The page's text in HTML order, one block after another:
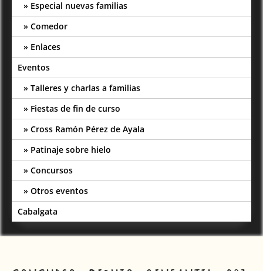
Especial nuevas familias
Comedor
Enlaces
Eventos
Talleres y charlas a familias
Fiestas de fin de curso
Cross Ramón Pérez de Ayala
Patinaje sobre hielo
Concursos
Otros eventos
Cabalgata